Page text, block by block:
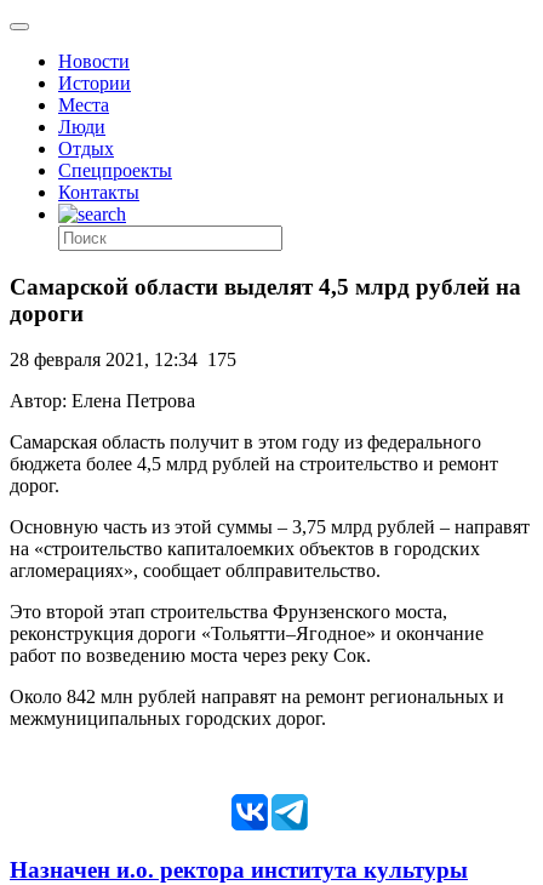
Новости
Истории
Места
Люди
Отдых
Спецпроекты
Контакты
Самарской области выделят 4,5 млрд рублей на
дороги
28 февраля 2021, 12:34 175
Автор: Елена Петрова
Самарская область получит в этом году из федерального
бюджета более 4,5 млрд рублей на строительство и ремонт
дорог.
Основную часть из этой суммы – 3,75 млрд рублей – направят
на «строительство капиталоемких объектов в городских
агломерациях», сообщает облправительство.
Это второй этап строительства Фрунзенского моста,
реконструкция дороги «Тольятти–Ягодное» и окончание
работ по возведению моста через реку Сок.
Около 842 млн рублей направят на ремонт региональных и
межмуниципальных городских дорог.
Назначен и.о. ректора института культуры